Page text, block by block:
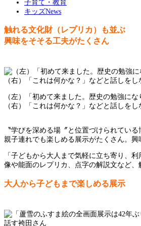
子育て・教育
キッズNews
触れる文化財（レプリカ）も並ぶ
興味をそそる工夫がたくさん
（左）「初めて来ました。歴史の勉強に
（右）「これは何かな？」などと話しを
〝学びを深める場〞と位置づけられてい
親子連れでも楽しめる展示がたくさん。
「子どもから大人まで気軽に立ち寄り、
像や能面のレプリカ、点字の解説文など
大人から子どもまで楽しめる展示